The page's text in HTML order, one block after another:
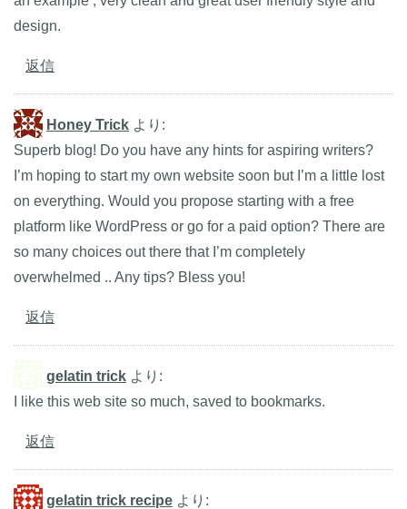
design.
返信
Honey Trick より:
Superb blog! Do you have any hints for aspiring writers?
I’m hoping to start my own website soon but I’m a little lost
on everything. Would you propose starting with a free
platform like WordPress or go for a paid option? There are
so many choices out there that I’m completely
overwhelmed .. Any tips? Bless you!
返信
gelatin trick より:
I like this web site so much, saved to bookmarks.
返信
gelatin trick recipe より: